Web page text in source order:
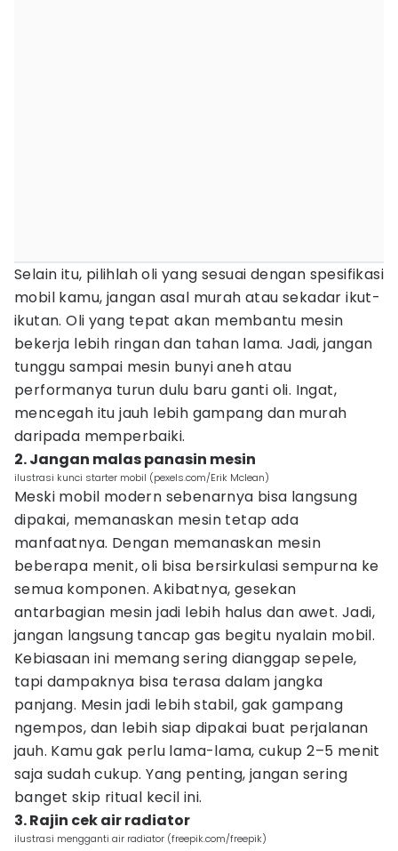
Selain itu, pilihlah oli yang sesuai dengan spesifikasi
mobil kamu, jangan asal murah atau sekadar ikut-
ikutan. Oli yang tepat akan membantu mesin
bekerja lebih ringan dan tahan lama. Jadi, jangan
tunggu sampai mesin bunyi aneh atau
performanya turun dulu baru ganti oli. Ingat,
mencegah itu jauh lebih gampang dan murah
daripada memperbaiki.
2. Jangan malas panasin mesin
ilustrasi kunci starter mobil (pexels.com/Erik Mclean)
Meski mobil modern sebenarnya bisa langsung
dipakai, memanaskan mesin tetap ada
manfaatnya. Dengan memanaskan mesin
beberapa menit, oli bisa bersirkulasi sempurna ke
semua komponen. Akibatnya, gesekan
antarbagian mesin jadi lebih halus dan awet. Jadi,
jangan langsung tancap gas begitu nyalain mobil.
Kebiasaan ini memang sering dianggap sepele,
tapi dampaknya bisa terasa dalam jangka
panjang. Mesin jadi lebih stabil, gak gampang
ngempos, dan lebih siap dipakai buat perjalanan
jauh. Kamu gak perlu lama-lama, cukup 2–5 menit
saja sudah cukup. Yang penting, jangan sering
banget skip ritual kecil ini.
3. Rajin cek air radiator
ilustrasi mengganti air radiator (freepik.com/freepik)